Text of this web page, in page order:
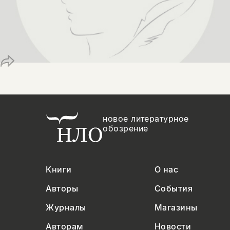
новое литературное
обозрение
Книги
О нас
Авторы
События
Журналы
Магазины
Авторам
Новости
ссылку
Телеграм Дзен